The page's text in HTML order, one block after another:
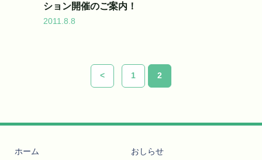
ション開催のご案内！
2011.8.8
< 1 2
ホーム おしらせ